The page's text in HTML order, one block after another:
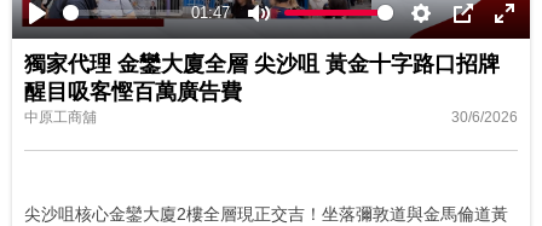
Play
01:47
Mute Settings
PIP
獨家代理 金鑾大廈全層 尖沙咀 黃金十字路口招牌
醒目吸客慳百萬廣告費
中原工商舖 30/6/2026
尖沙咀核心金鑾大廈2樓全層現正交吉！坐落彌敦道與金馬倫道黃